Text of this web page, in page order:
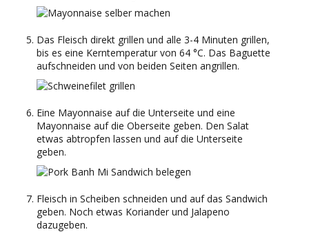
Das Fleisch direkt grillen und alle 3-4 Minuten grillen,
bis es eine Kerntemperatur von 64 °C. Das Baguette
aufschneiden und von beiden Seiten angrillen.
Eine Mayonnaise auf die Unterseite und eine
Mayonnaise auf die Oberseite geben. Den Salat
etwas abtropfen lassen und auf die Unterseite
geben.
Fleisch in Scheiben schneiden und auf das Sandwich
geben. Noch etwas Koriander und Jalapeno
dazugeben.